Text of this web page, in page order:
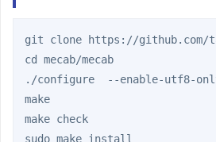
git clone https://github.com/
cd mecab/mecab
./configure  --enable-utf8-
make
make check